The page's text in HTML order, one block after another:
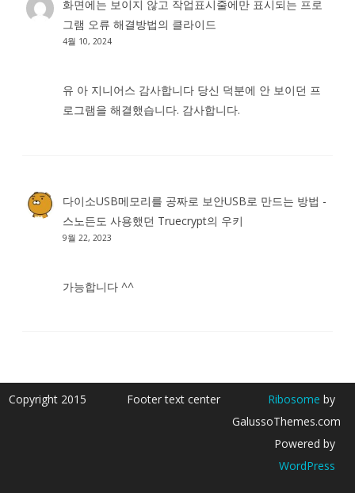
화면에는 보이지 않고 작업표시줄에만 표시되는 프로
그램 오류 해결방법의 클라이드
4월 10, 2024
유 아 지니어스 감사합니다 당신 덕분에 안 보이던 프
로그램을 해결했습니다. 감사합니다.
다이소USB메모리를 공짜로 보안USB로 만드는 방법 -
스노든도 사용했던 Truecrypt의 우키
9월 22, 2023
가능합니다 ^^
Copyright 2015 Footer text center Ribosome by
GalussoThemes.com
Powered by
WordPress